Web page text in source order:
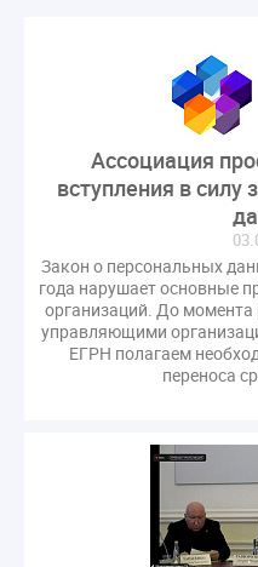
управляющие компании
Экспертное мнение
Малахов Конференция
Постановление
задолженность граждан
Постановление
исполнительная надпись
Персональные данные
операторы
управляющая компания
газовое оборудование
обращение
Ассоциация
вступления в силу
Закон о персональных
года нарушает основные
организаций. До момента
управляющими
ЕГРН полагаем
переноса